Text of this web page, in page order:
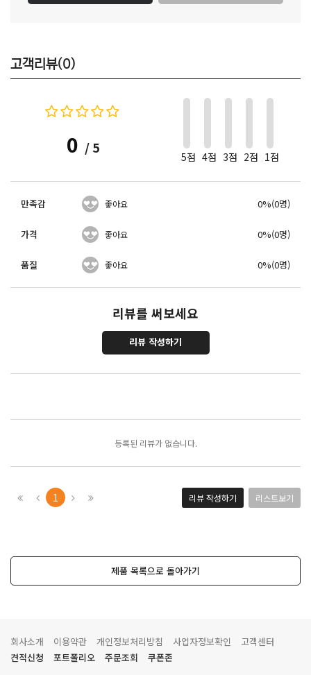
고객리뷰(0)
0 / 5
5점 4점 3점 2점 1점
만족감 좋아요 0%(0명)
가격 좋아요 0%(0명)
품질 좋아요 0%(0명)
리뷰를 써보세요
리뷰 작성하기
등록된 리뷰가 없습니다.
1 리뷰 작성하기 리스트보기
제품 목록으로 돌아가기
회사소개 이용약관 개인정보처리방침 사업자정보확인
고객센터
견적신청
포트폴리오 주문조회 쿠폰존